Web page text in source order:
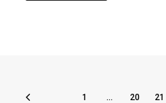
1 … 20 21